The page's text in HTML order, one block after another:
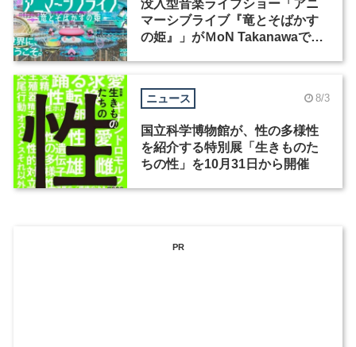
没入型音楽ライブショー「アニ
マーシブライブ『竜とそばかす
の姫』」がＭoN Takanawaで開
ニュース 8/3
国立科学博物館が、性の多様性
を紹介する特別展「生きものた
ちの性」を10月31日から開催
PR